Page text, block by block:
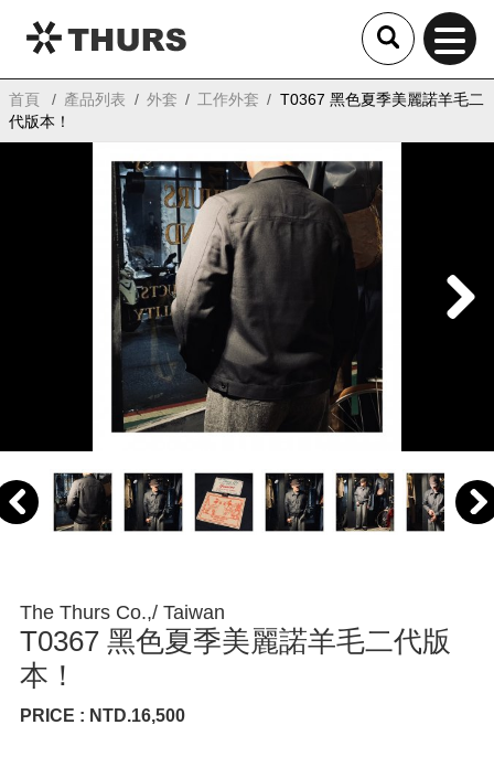
THURS
首頁 產品列表 外套 工作外套
T0367 黑色夏季美麗諾羊毛二
代版本！
The Thurs Co.,/ Taiwan
T0367 黑色夏季美麗諾羊毛二代版
本！
PRICE : NTD.16,500